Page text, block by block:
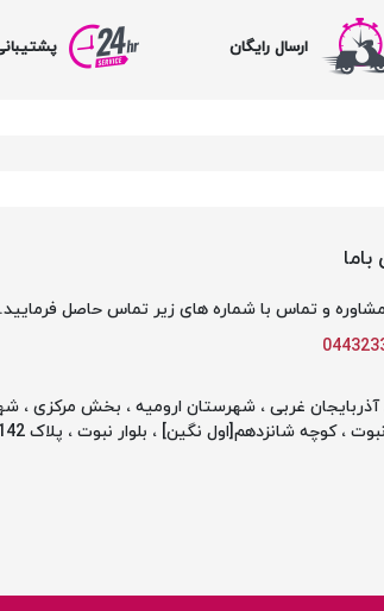
ارسال رایگان پشتیبانی 24
و تماس با شماره های زیر تماس حاصل فرمایید.
غربی ، شهرستان ارومیه ، بخش مرکزی ،
، کوچه شانزدهم[اول نگین] ، بلوار نبوت ، پلاک 142 ، طبقه اول